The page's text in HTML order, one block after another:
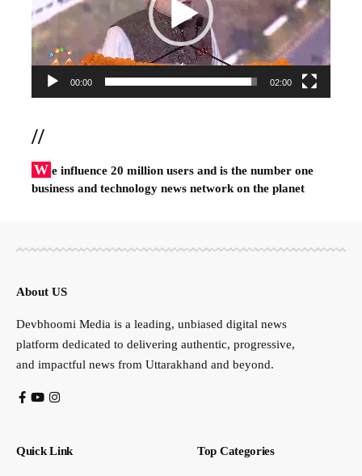
00:00 02:00
//
W e influence 20 million users and is the number one
business and technology news network on the planet
About US
Devbhoomi Media is a leading, unbiased digital news
platform dedicated to delivering authentic, progressive,
and impactful news from Uttarakhand and beyond.
Quick Link Top Categories